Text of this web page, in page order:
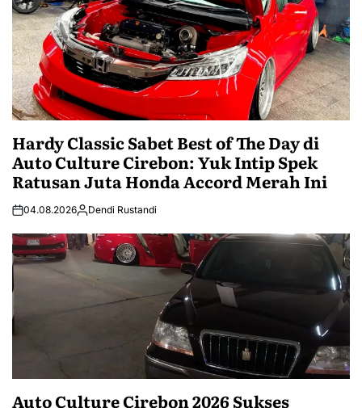
Hardy Classic Sabet Best of The Day di
Auto Culture Cirebon: Yuk Intip Spek
Ratusan Juta Honda Accord Merah Ini
04.08.2026 Dendi Rustandi
Auto Culture Cirebon 2026 Sukses